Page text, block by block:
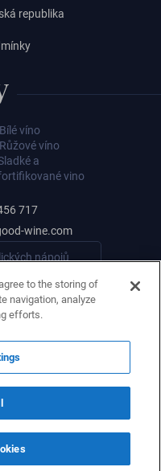
republika
Bílé víno
Růžové víno
a
vino
717
wine.com
nápojů
vyhrazena
to the storing of
navigation, analyze
efforts.